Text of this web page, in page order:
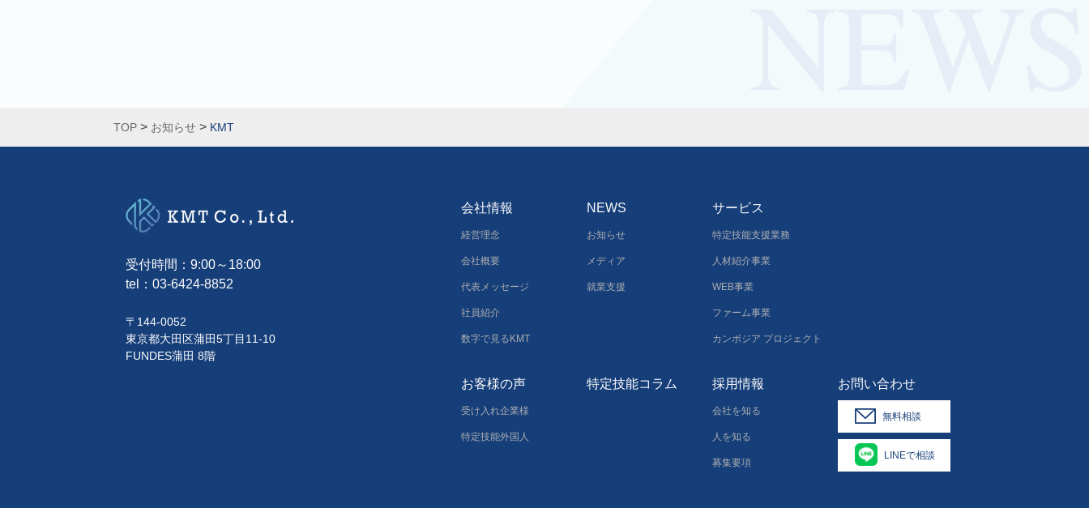
TOP > お知らせ > KMT
受付時間：9:00～18:00
tel： 03-6424-8852
〒144-0052
東京都大田区蒲田5丁目11-10
FUNDES蒲田 8階
会社情報
経営理念
会社概要
代表メッセージ
社員紹介
数字で見るKMT
NEWS
お知らせ
メディア
就業支援
サービス
特定技能支援業務
人材紹介事業
WEB事業
ファーム事業
カンボジア プロジェクト
お客様の声
受け入れ企業様
特定技能外国人
特定技能コラム 採用情報
会社を知る
人を知る
募集要項
お問い合わせ
無料相談
LINEで相談